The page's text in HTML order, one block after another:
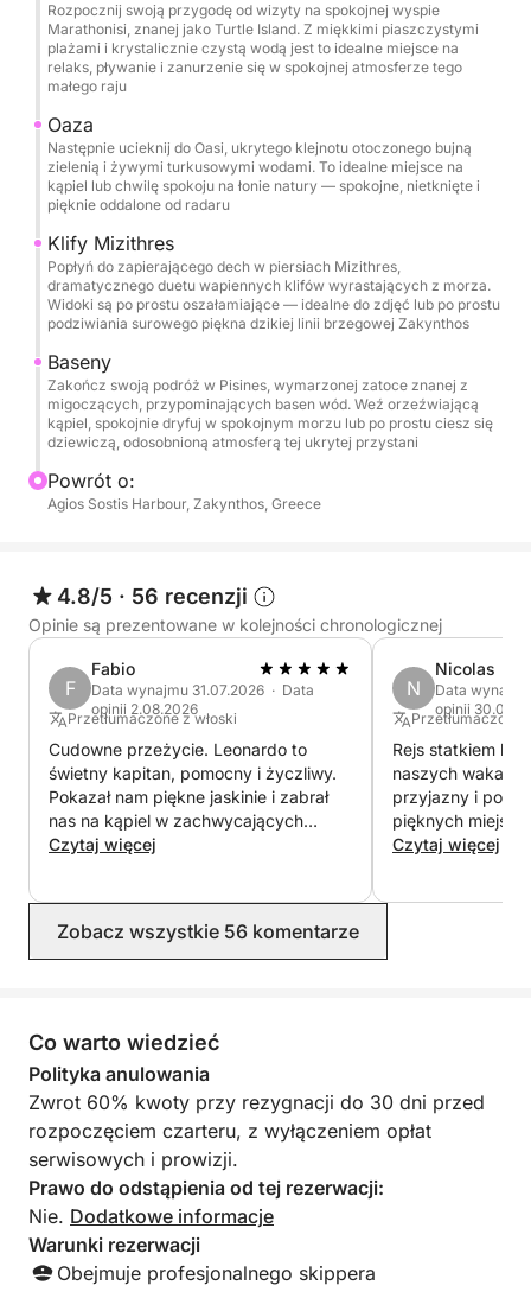
turkusowymi wodami i bujną zielenią, idealny na
kąpiel lub chwilę czystego relaksu pośród natury.
Mizithres: Podziwiaj majestatyczne klify Mizithres,
dramatycznie wznoszące się nad morzem, oferujące
oszałamiające widoki i idealne tło do zdjęć przed
kontynuowaniem podróży.
Pisines: Na koniec udamy się do Pisines,
oszałamiającej zatoki z krystalicznie czystą, lśniącą
wodą, gdzie możesz ochłodzić się orzeźwiającą
kąpielą lub po prostu cieszyć się spokojną
atmosferą tego ukrytego raju.
Podczas rejsu ciesz się uspokajającą morską bryzą,
zapierającymi dech w piersiach widokami wybrzeża
i wieloma możliwościami relaksu, pływania i
odkrywania. Ta półdniowa wycieczka oferuje
odkryć piękno Zakynthos.
Dołącz do nas na półdniowe doświadczenie, które
pozostawi Ci niezapomniane wspomnienia z tej
oszałamiającej wyspy!
Rozpocznij swoją przygodę od wizyty na spokojnej wyspie
Marathonisi, znanej jako Turtle Island. Z miękkimi piaszczystymi
plażami i krystalicznie czystą wodą jest to idealne miejsce na
relaks, pływanie i zanurzenie się w spokojnej atmosferze tego
małego raju
Oaza
Następnie ucieknij do Oasi, ukrytego klejnotu otoczonego bujną
zielenią i żywymi turkusowymi wodami. To idealne miejsce na
kąpiel lub chwilę spokoju na łonie natury — spokojne, nietknięte i
pięknie oddalone od radaru
Klify Mizithres
Popłyń do zapierającego dech w piersiach Mizithres,
dramatycznego duetu wapiennych klifów wyrastających z morza.
Widoki są po prostu oszałamiające — idealne do zdjęć lub po prostu
podziwiania surowego piękna dzikiej linii brzegowej Zakynthos
Baseny
Zakończ swoją podróż w Pisines, wymarzonej zatoce znanej z
migoczących, przypominających basen wód. Weź orzeźwiającą
kąpiel, spokojnie dryfuj w spokojnym morzu lub po prostu ciesz się
dziewiczą, odosobnioną atmosferą tej ukrytej przystani
Powrót o:
Agios Sostis Harbour, Zakynthos, Greece
4.8/5 · 56 recenzji
Opinie są prezentowane w kolejności chronologicznej
F
Fabio
Data wynajmu 31.07.2026 · Data
opinii 2.08.2026
Przetłumaczone z włoski
Cudowne przeżycie. Leonardo to
świetny kapitan, pomocny i życzliwy.
Pokazał nam piękne jaskinie i zabrał
nas na kąpiel w zachwycających
miejscach. Łódź była przepiękna.
Czytaj więcej
N
Nicolas
Data
opinii
Przetłumaczone
Rejs statkiem
naszych wakacji.
przyjazny i
pięknych miejsc.
zaskoczeni!
Czytaj więcej
Zobacz wszystkie 56 komentarze
Co warto wiedzieć
Polityka anulowania
Zwrot 60% kwoty przy rezygnacji do 30 dni przed
rozpoczęciem czarteru, z wyłączeniem opłat
serwisowych i prowizji.
Prawo do odstąpienia od tej rezerwacji:
Nie. Dodatkowe informacje
Warunki rezerwacji
Obejmuje profesjonalnego skippera